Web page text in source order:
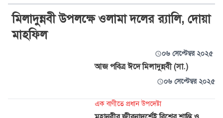
মিলাদুন্নবী উপলক্ষে ওলামা দলের র‌্যালি, দোয়া
মাহফিল
০৬ সেপ্টেম্বর ২০২৫
আজ পবিত্র ঈদে মিলাদুন্নবী (সা.)
০৬ সেপ্টেম্বর ২০২৫
এক বাণীতে প্রধান উপদেষ্টা